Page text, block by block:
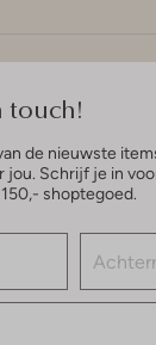
touch!
de nieuwste
jou. Schrijf je in
shoptegoed.